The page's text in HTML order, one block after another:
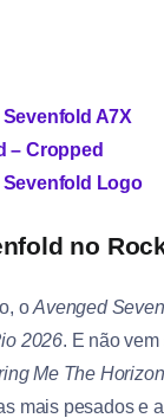
A7X
– Cropped
Logo
no
oAvenged
2026. E não
Me The Horizon
mais pesados e